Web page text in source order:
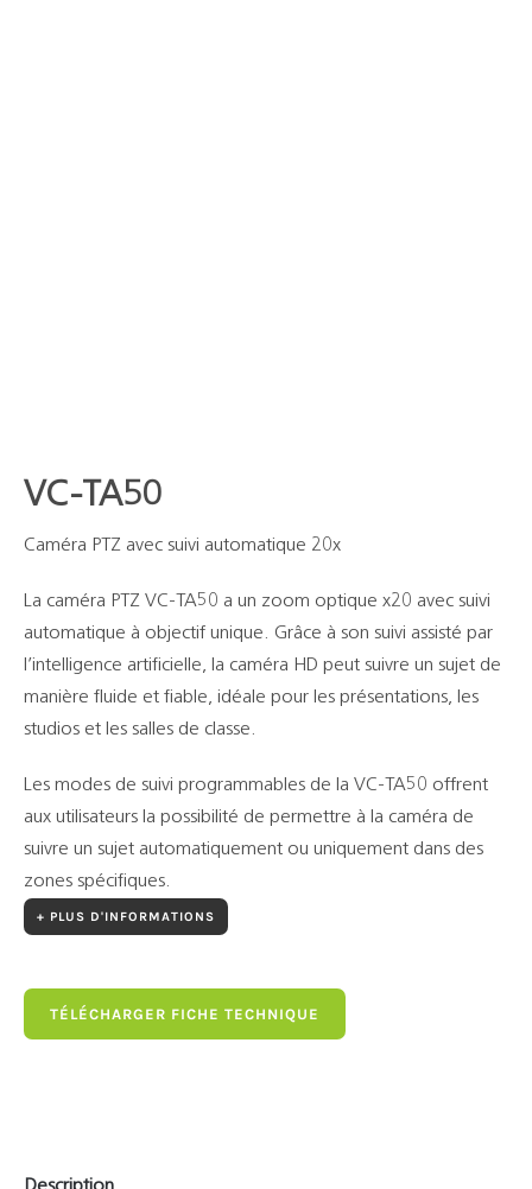
VC-TA50
Caméra PTZ avec suivi automatique 20x
La caméra PTZ VC-TA50 a un zoom optique x20 avec suivi
automatique à objectif unique. Grâce à son suivi assisté par
l’intelligence artificielle, la caméra HD peut suivre un sujet de
manière fluide et fiable, idéale pour les présentations, les
studios et les salles de classe.
Les modes de suivi programmables de la VC-TA50 offrent
aux utilisateurs la possibilité de permettre à la caméra de
suivre un sujet automatiquement ou uniquement dans des
zones spécifiques.
+ PLUS D'INFORMATIONS
TÉLÉCHARGER FICHE TECHNIQUE